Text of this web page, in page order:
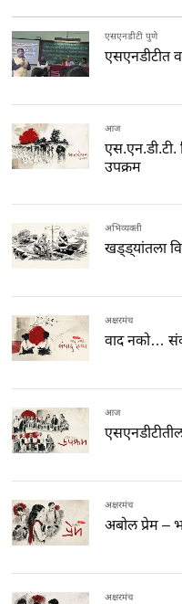
एसएनडीटी पुणे
एसएनडीटीत
आज
एस.एन.डी.टी.
उपक्रम
अभिव्यक्ती
खड्ड्यांतला
अक्षरमंच
वाद नको…
आज
अक्षरमंच
अबोल प्रेम –
अक्षरमंच